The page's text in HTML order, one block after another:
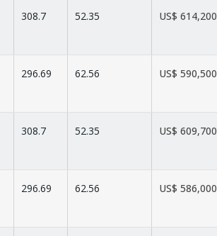
308.7 52.35 US$ 614,200
296.69 62.56 US$ 590,500
308.7 52.35 US$ 609,700
296.69 62.56 US$ 586,000